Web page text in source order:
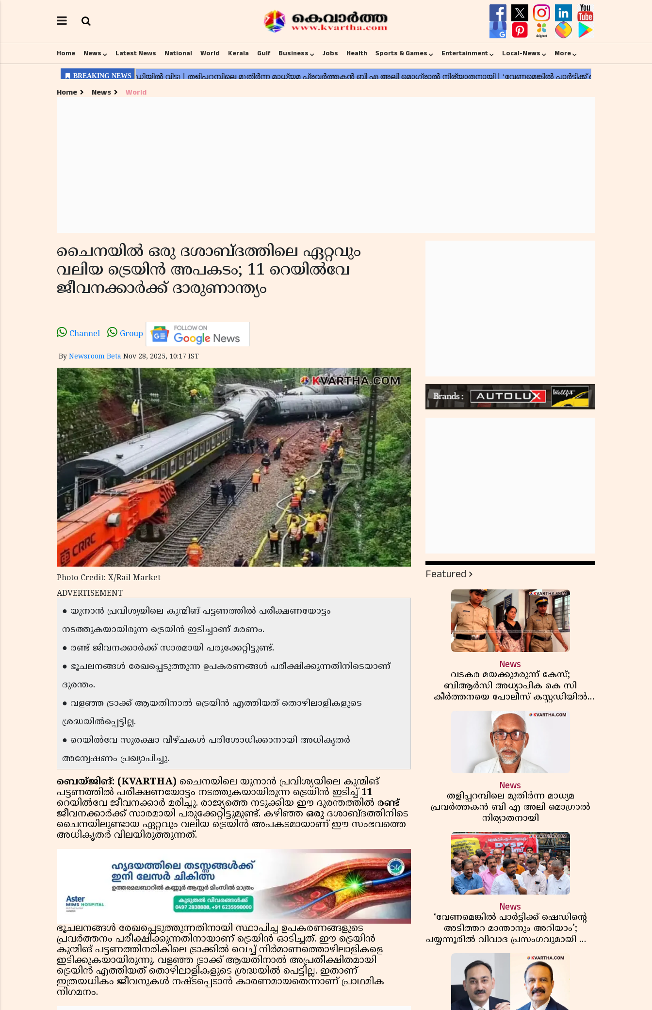
Home News Latest News National World Kerala Gulf Business Jobs Health Sports & Games Entertainment Local-News More
Home News World
ചൈനയിൽ ഒരു ദശാബ്ദത്തിലെ ഏറ്റവും
വലിയ ട്രെയിൻ അപകടം; 11 റെയിൽവേ
ജീവനക്കാർക്ക് ദാരുണാന്ത്യം
Channel Group
By Newsroom Beta Nov 28, 2025, 10:17 IST
Photo Credit: X/Rail Market
ADVERTISEMENT
● യുനാൻ പ്രവിശ്യയിലെ കുന്മിങ് പട്ടണത്തിൽ പരീക്ഷണയോട്ടം
നടത്തുകയായിരുന്ന ട്രെയിൻ ഇടിച്ചാണ് മരണം.
● രണ്ട് ജീവനക്കാർക്ക് സാരമായി പരുക്കേറ്റിട്ടുണ്ട്.
● ഭൂചലനങ്ങൾ രേഖപ്പെടുത്തുന്ന ഉപകരണങ്ങൾ പരീക്ഷിക്കുന്നതിനിടെയാണ്
ദുരന്തം.
● വളഞ്ഞ ട്രാക്ക് ആയതിനാൽ ട്രെയിൻ എത്തിയത് തൊഴിലാളികളുടെ
ശ്രദ്ധയിൽപ്പെട്ടില്ല.
● റെയിൽവേ സുരക്ഷാ വീഴ്ചകൾ പരിശോധിക്കാനായി അധികൃതർ
അന്വേഷണം പ്രഖ്യാപിച്ചു.
ബെയ്‌ജിങ്: (KVARTHA) ചൈനയിലെ യുനാൻ പ്രവിശ്യയിലെ കുന്മിങ്
പട്ടണത്തിൽ പരീക്ഷണയോട്ടം നടത്തുകയായിരുന്ന ട്രെയിൻ ഇടിച്ച് 11
റെയിൽവേ ജീവനക്കാർ മരിച്ചു. രാജ്യത്തെ നടുക്കിയ ഈ ദുരന്തത്തിൽ രണ്ട്
ജീവനക്കാർക്ക് സാരമായി പരുക്കേറ്റിട്ടുമുണ്ട്. കഴിഞ്ഞ ഒരു ദശാബ്ദത്തിനിടെ
ചൈനയിലുണ്ടായ ഏറ്റവും വലിയ ട്രെയിൻ അപകടമായാണ് ഈ സംഭവത്തെ
അധികൃതർ വിലയിരുത്തുന്നത്.
ഭൂചലനങ്ങൾ രേഖപ്പെടുത്തുന്നതിനായി സ്ഥാപിച്ച ഉപകരണങ്ങളുടെ
പ്രവർത്തനം പരീക്ഷിക്കുന്നതിനായാണ് ട്രെയിൻ ഓടിച്ചത്. ഈ ട്രെയിൻ
കുന്മിങ് പട്ടണത്തിനരികിലെ ട്രാക്കിൽ വെച്ച് നിർമാണത്തൊഴിലാളികളെ
ഇടിക്കുകയായിരുന്നു. വളഞ്ഞ ട്രാക്ക് ആയതിനാൽ അപ്രതീക്ഷിതമായി
ട്രെയിൻ എത്തിയത് തൊഴിലാളികളുടെ ശ്രദ്ധയിൽ പെട്ടില്ല. ഇതാണ്
ഇത്രയധികം ജീവനുകൾ നഷ്ടപ്പെടാൻ കാരണമായതെന്നാണ് പ്രാഥമിക
നിഗമനം.
Featured
News
വടകര മയക്കുമരുന്ന് കേസ്;
ബിആർസി അധ്യാപിക കെ സി
കീർത്തനയെ പോലീസ് കസ്റ്റഡിയിൽ
News
തളിപ്പറമ്പിലെ മുതിർന്ന മാധ്യമ
പ്രവർത്തകൻ ബി എ അലി മൊഗ്രാൽ
നിര്യാതനായി
News
‘വേണമെങ്കിൽ പാർട്ടിക്ക് ഷെഡിൻ്റെ
അടിത്തറ മാന്താനും അറിയാം’;
പയ്യന്നൂരിൽ വിവാദ പ്രസംഗവുമായി കെ
കെ രാഗേഷ്